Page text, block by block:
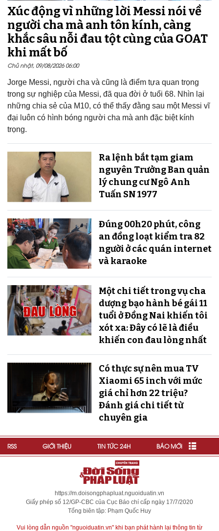
Xúc động vì những lời Messi nói về
người cha mà anh tôn kính, càng
khắc sâu nỗi đau tột cùng của GOAT
khi mất bố
Chủ nhật, 09/08/2026 06:00
Jorge Messi, người cha và cũng là điểm tựa quan trọng
trong sự nghiệp của Messi, đã qua đời ở tuổi 68. Nhìn lại
những chia sẻ của M10, có thể thấy đằng sau một Messi vĩ
đại luôn có hình bóng người cha mà anh đặc biệt kính
trọng.
Ra lệnh bắt tạm giam
nguyên Trưởng Ban quản
lý chung cư Ngô Anh
Tuấn SN 1977
Đúng 00h20 phút, công
an đồng loạt kiểm tra 82
người ở các quán internet
và karaoke
Một chi tiết trong vụ cha
dượng bạo hành bé gái 11
tuổi ở Đồng Nai khiến tôi
xót xa: Đây có lẽ là điều
khiến con đau lòng nhất
Có thực sự nên mua TV
Xiaomi 65 inch với mức
giá chỉ hơn 22 triệu?
Đánh giá chi tiết từ
chuyên gia
RSS GIỚI THIỆU TIN TỨC 24H BÁO MỚI
https://m.doisongphapluat.nguoiduatin.vn
Giấy phép số 12/GP-CBC của Cục Báo chí cấp ngày 17/7/2020
Tổng biên tập: Phạm Quốc Huy
Vui lòng dẫn nguồn "nguoiduatin.vn" khi bạn phát hành lại thông tin từ